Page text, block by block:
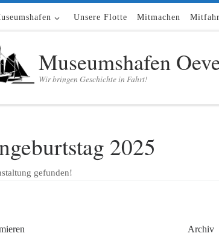
Unsere Flotte Mitmachen
Museumshafen
Wir bringen Geschichte in Fahrt!
2025
gefunden!
Archiv